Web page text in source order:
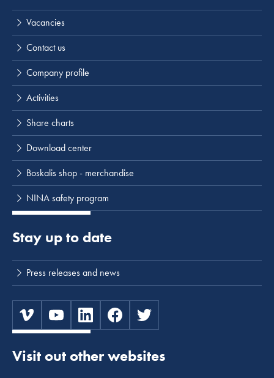
Lees meer
Vacancies
Contact us
Company profile
Activities
Share charts
Download center
Boskalis shop - merchandise
NINA safety program
Visit out other websites
Stay up to date
Press releases and news